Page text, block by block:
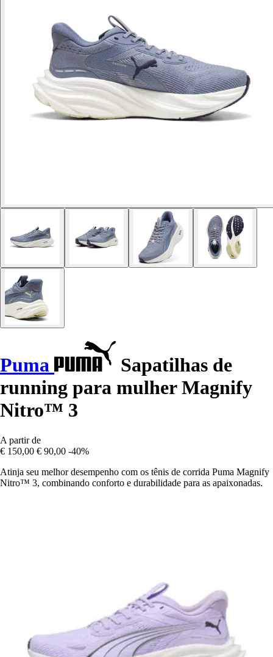
Puma
Sapatilhas de
running para mulher Magnify
Nitro™ 3
A partir de
€ 150,00 € 90,00 -40%
Atinja seu melhor desempenho com os tênis de corrida Puma Magnify
Nitro™ 3, combinando conforto e durabilidade para as apaixonadas.